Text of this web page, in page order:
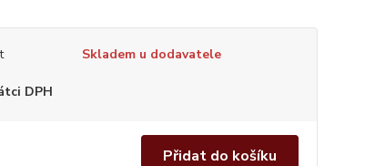
Skladem u dodavatele
DPH
Přidat do košíku